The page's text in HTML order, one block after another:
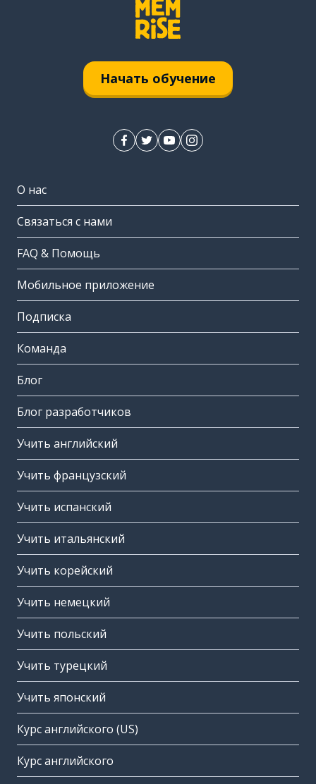
Начать обучение
О нас
Связаться с нами
FAQ & Помощь
Мобильное приложение
Подписка
Команда
Блог
Блог разработчиков
Учить английский
Учить французский
Учить испанский
Учить итальянский
Учить корейский
Учить немецкий
Учить польский
Учить турецкий
Учить японский
Курс английского (US)
Курс английского